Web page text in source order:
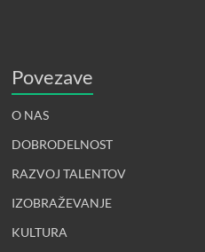
Povezave
O NAS
DOBRODELNOST
RAZVOJ TALENTOV
IZOBRAŽEVANJE
KULTURA